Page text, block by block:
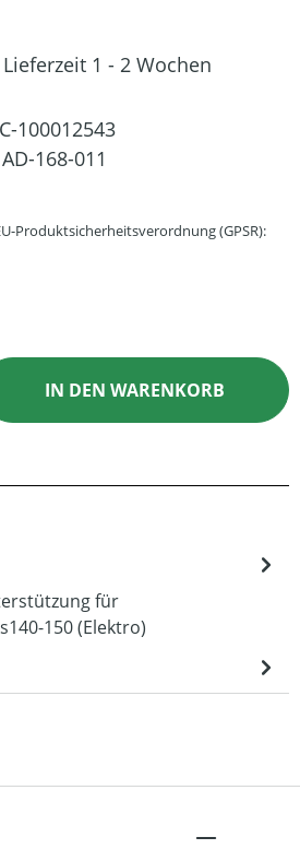
1 - 2 Wochen
100012543
AD-168-011
Produktsicherheitsverordnung (GPSR):
den gewünschten
IN DEN WARENKORB
für
150 (Elektro)